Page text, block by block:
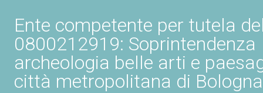
Ente competente per tutela
0800212919: Soprintendenza
archeologia belle arti e
città metropolitana di Bologna